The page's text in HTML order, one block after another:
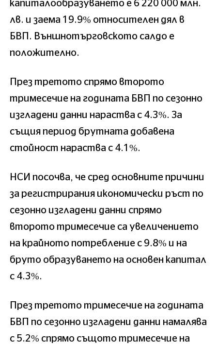
капиталообразуването е 6 220 000 млн.
лв. и заема 19.9% относителен дял в
БВП. Външнотърговското салдо е
положително.
През третото спрямо второто
тримесечие на годината БВП по сезонно
изгладени данни нараства с 4.3%. За
същия период брутната добавена
стойност нараства с 4.1%.
НСИ посочва, че сред основните причини
за регистрирания икономически ръст по
сезонно изгладени данни спрямо
второто тримесечие са увеличението
на крайното потребление с 9.8% и на
бруто образуването на основен капитал
с 4.3%.
През третото тримесечие на годината
БВП по сезонно изгладени данни намалява
с 5.2% спрямо същото тримесечие на